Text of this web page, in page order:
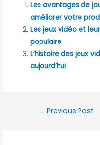
Les avantages de
améliorer votre
Les jeux vidéo et
populaire
L’histoire des jeux
aujourd’hui
← Previous Post